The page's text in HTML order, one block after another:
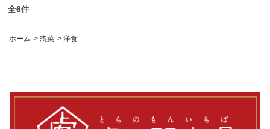
全6件
ホーム > 惣菜 > 洋食